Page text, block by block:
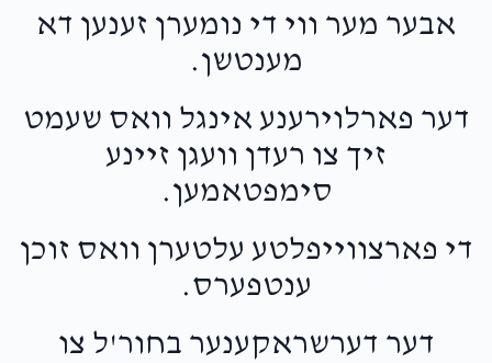
אבער מער ווי די נומערן זענען דא
מענטשן.
דער פארלוירענע אינגל וואס שעמט
זיך צו רעדן וועגן זיינע
סימפטאמען.
די פארצווייפלטע עלטערן וואס זוכן
ענטפערס.
דער דערשראקענער בחור'ל צו